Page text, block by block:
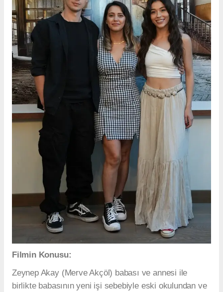
Filmin Konusu:
Zeynep Akay (Merve Akçöl) babası ve annesi ile
birlikte babasının yeni işi sebebiyle eski okulundan ve